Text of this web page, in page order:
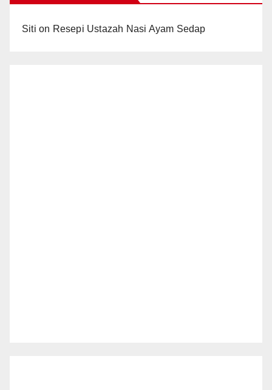
Siti on Resepi Ustazah Nasi Ayam Sedap